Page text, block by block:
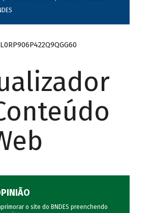
o site do BNDES preenchendo